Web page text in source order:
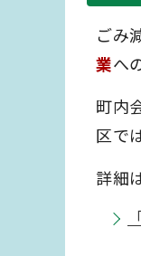
ごみ
業へ
町内
区で
詳細